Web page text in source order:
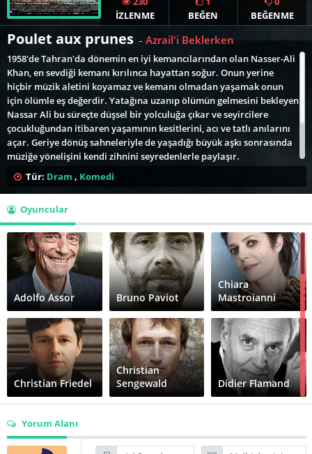
İZLENME
BEĞEN
BEĞENME
Poulet aux prunes - Azrail'i Beklerken
1958'de Tahran'da dönemin en iyi kemancılarından olan Nasser-Ali
Khan, en sevdiği kemanı kırılınca hayattan soğur. Onun yerine
hiçbir müzik aletini koyamaz ve kemanı olmadan yaşamak onun
için ölümle eş değerdir. Yatağına uzanıp ölümün gelmesini bekleyen
Nassar Ali bu süreçte düşsel bir yolculuğa çıkar ve seyircilere
çocukluğundan itibaren yaşamının kesitlerini, acı ve tatlı anılarını
açar. Geriye dönüş sahneleriyle de yaşadığı büyük aşkı sonrasında
müziğe yönelişini kendi zihnini seyredenlerle paylaşır.
Marjane Satrapi’nin 1950 İran’ında geçen eğlenceli, hüzünlü ve
melankolik yeni uzun metrajlı filmi, bir hite dönüşen Persepolis’in
ardından geliyor.
Tür: Dram , Komedi
Oyuncular
Adolfo Assor Bruno Paviot
Chiara
Mastroianni
Christian Friedel
Christian
Sengewald
Didier Flamand
Yorum Alanı